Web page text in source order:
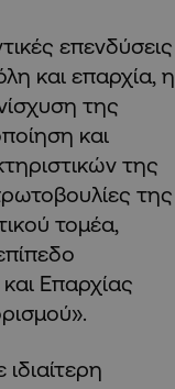
επενδύσεις
και επαρχία, η
της
και
της
της
τομέα,
Επαρχίας